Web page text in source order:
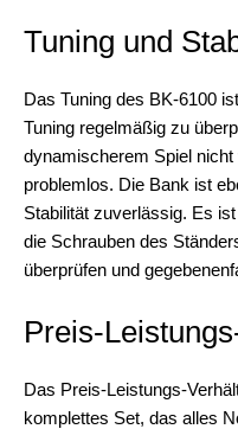
Tuning und
Das Tuning des BK-6100
Tuning regelmäßig zu
dynamischerem Spiel
problemlos. Die Bank ist
Stabilität zuverlässig. Es
die Schrauben des
überprüfen und
Preis-
Das Preis-Leistungs-
komplettes Set, das alles